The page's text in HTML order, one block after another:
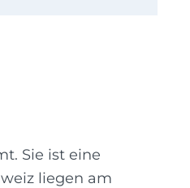
Sie ist eine
liegen am